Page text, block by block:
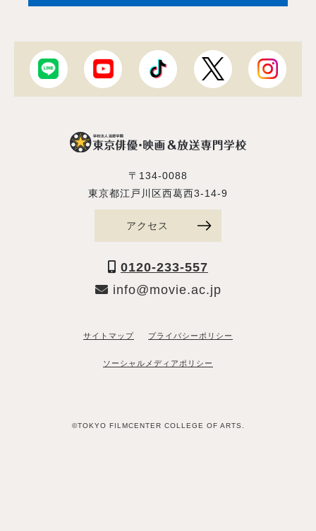
〒134-0088
東京都江戸川区西葛西3-14-9
アクセス
0120-233-557
info@movie.ac.jp
サイトマップ プライバシーポリシー
ソーシャルメディアポリシー
©TOKYO FILMCENTER COLLEGE OF ARTS.